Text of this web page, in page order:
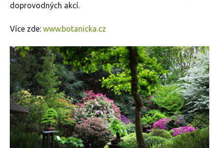
doprovodných akcí.
Více zde: www.botanicka.cz